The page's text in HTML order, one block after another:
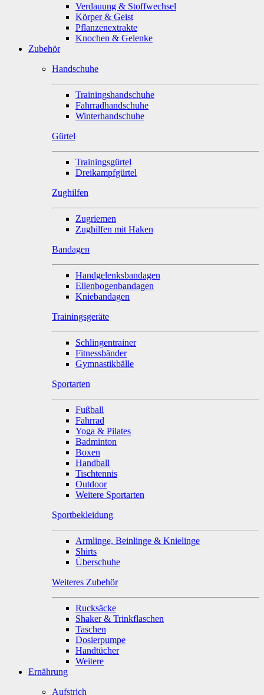
Verdauung & Stoffwechsel
Körper & Geist
Pflanzenextrakte
Knochen & Gelenke
Zubehör
Handschuhe
Trainingshandschuhe
Fahrradhandschuhe
Winterhandschuhe
Gürtel
Trainingsgürtel
Dreikampfgürtel
Zughilfen
Zugriemen
Zughilfen mit Haken
Bandagen
Handgelenksbandagen
Ellenbogenbandagen
Kniebandagen
Trainingsgeräte
Schlingentrainer
Fitnessbänder
Gymnastikbälle
Sportarten
Fußball
Fahrrad
Yoga & Pilates
Badminton
Boxen
Handball
Tischtennis
Outdoor
Weitere Sportarten
Sportbekleidung
Armlinge, Beinlinge & Knielinge
Shirts
Überschuhe
Weiteres Zubehör
Rucksäcke
Shaker & Trinkflaschen
Taschen
Dosierpumpe
Handtücher
Weitere
Ernährung
Aufstrich